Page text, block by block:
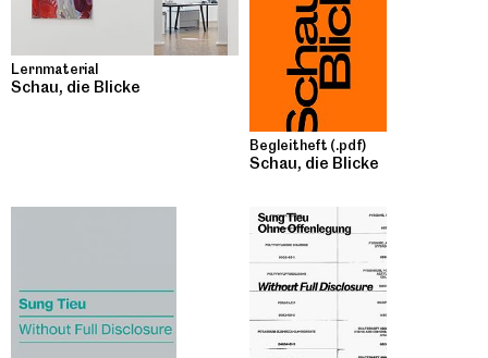
Lernmaterial
Schau, die Blicke
Begleitheft (.pdf)
Schau, die Blicke